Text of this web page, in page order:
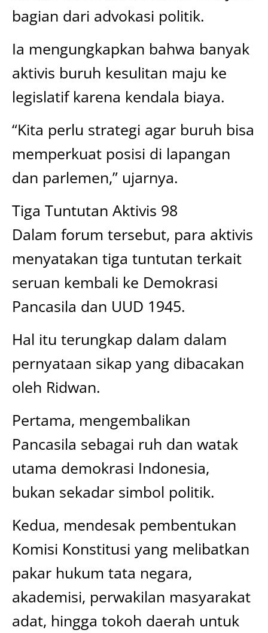
bagian dari advokasi politik.
Ia mengungkapkan bahwa banyak
aktivis buruh kesulitan maju ke
legislatif karena kendala biaya.
“Kita perlu strategi agar buruh bisa
memperkuat posisi di lapangan
dan parlemen,” ujarnya.
Tiga Tuntutan Aktivis 98
Dalam forum tersebut, para aktivis
menyatakan tiga tuntutan terkait
seruan kembali ke Demokrasi
Pancasila dan UUD 1945.
Hal itu terungkap dalam dalam
pernyataan sikap yang dibacakan
oleh Ridwan.
Pertama, mengembalikan
Pancasila sebagai ruh dan watak
utama demokrasi Indonesia,
bukan sekadar simbol politik.
Kedua, mendesak pembentukan
Komisi Konstitusi yang melibatkan
pakar hukum tata negara,
akademisi, perwakilan masyarakat
adat, hingga tokoh daerah untuk